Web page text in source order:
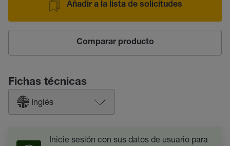
Añadir a la lista de solicitudes
Comparar producto
Fichas técnicas
Inglés
Inicie sesión con sus datos de usuario para